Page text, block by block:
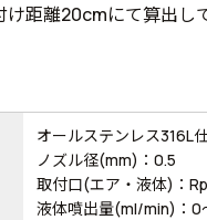
距離20cmにて算出し
オールステンレス316L
ノズル径(mm)：0.5
取付口(エア・液体)：
液体噴出量(ml/min)：0